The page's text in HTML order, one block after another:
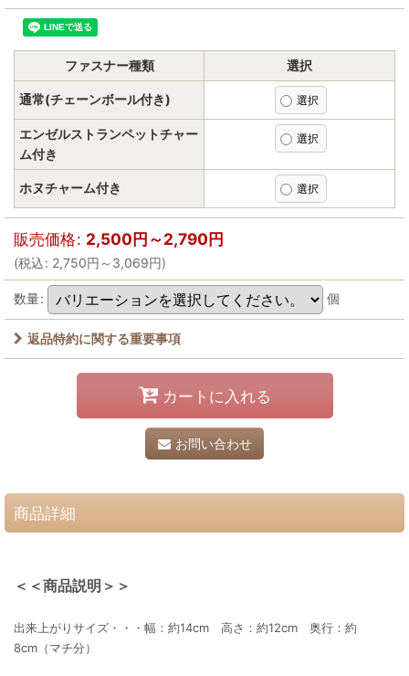
ファスナー種類 選択
通常(チェーンボール付き)
エンゼルストランペットチャー
ム付き
ホヌチャーム付き
販売価格: 2,500円～2,790円
(税込: 2,750円 ～3,069円)
数量: 個
返品特約に関する重要事項
カートに入れる
お問い合わせ
商品詳細
＜＜商品説明＞＞
出来上がりサイズ・・・幅：約14cm 高さ：約12cm 奥行：約
8cm（マチ分）